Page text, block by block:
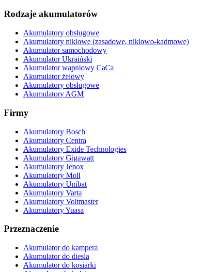
Rodzaje akumulatorów
Akumulatory obsługowe
Akumulatory niklowe (zasadowe, niklowo-kadmowe)
Akumulator samochodowy
Akumulator Ukraiński
Akumulator wapniowy CaCa
Akumulator żelowy
Akumulatory obsługowe
Akumulatory AGM
Firmy
Akumulatory Bosch
Akumulatory Centra
Akumulatory Exide Technologies
Akumulatory Gigawatt
Akumulatory Jenox
Akumulatory Moll
Akumulatory Unibat
Akumulatory Varta
Akumulatory Voltmaster
Akumulatory Yuasa
Przeznaczenie
Akumulator do kampera
Akumulator do diesla
Akumulator do kosiarki